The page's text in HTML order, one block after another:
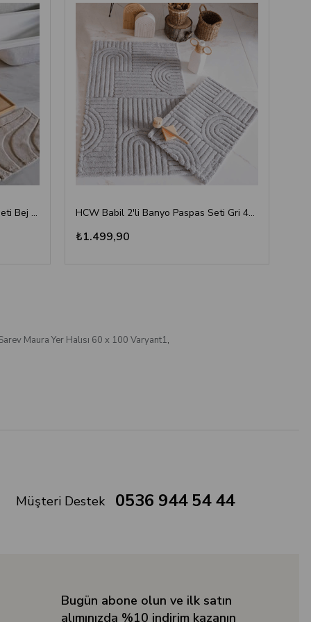
HCW Vaven 2'li Banyo Paspas Seti Bej 40x60-60x100 cm HCW Babil 2'li Banyo Paspas Seti Gri 40x60-60x100 cm
₺1.499,90
Maura Yer Halısı 60 x 100 Varyant1,
Müşteri Destek 0536 944 54 44
Bugün abone olun ve ilk satın
alımınızda %10 indirim kazanın